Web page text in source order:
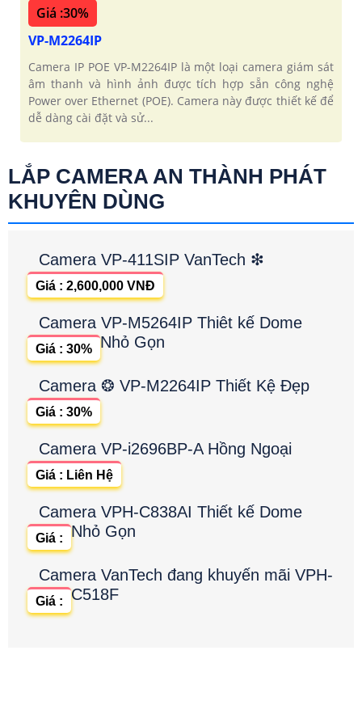
Giá :30%
VP-M2264IP
Camera IP POE VP-M2264IP là một loại camera giám sát
âm thanh và hình ảnh được tích hợp sẵn công nghệ
Power over Ethernet (POE). Camera này được thiết kế để
dễ dàng cài đặt và sử...
LẮP CAMERA AN THÀNH PHÁT
KHUYÊN DÙNG
Camera VP-411SIP VanTech ❇
Giá : 2,600,000 VNĐ
Camera VP-M5264IP Thiêt kế Dome
Nhỏ Gọn
Giá : 30%
Camera ❂ VP-M2264IP Thiết Kệ Đẹp
Giá : 30%
Camera VP-i2696BP-A Hồng Ngoại
Giá : Liên Hệ
Camera VPH-C838AI Thiết kế Dome
Nhỏ Gọn
Giá :
Camera VanTech đang khuyến mãi VPH-
C518F
Giá :